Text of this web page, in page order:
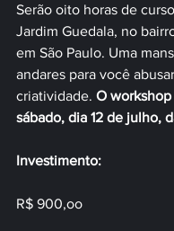
Serão oito horas de
Jardim Guedala, no
em São Paulo. Uma
andares para você
criatividade. O workshop
sábado, dia 12 de julho,
Investimento:
R$ 900,oo